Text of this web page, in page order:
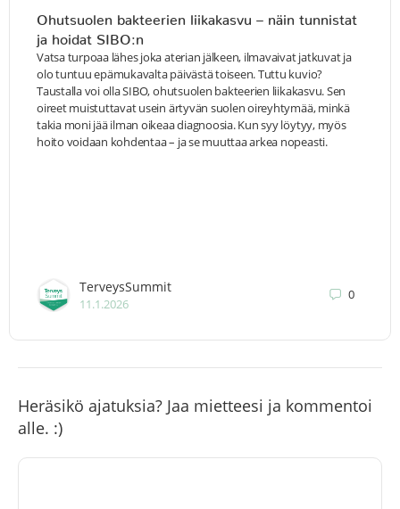
Ohutsuolen bakteerien liikakasvu – näin tunnistat
ja hoidat SIBO:n
Vatsa turpoaa lähes joka aterian jälkeen, ilmavaivat jatkuvat ja
olo tuntuu epämukavalta päivästä toiseen. Tuttu kuvio?
Taustalla voi olla SIBO, ohutsuolen bakteerien liikakasvu. Sen
oireet muistuttavat usein ärtyvän suolen oireyhtymää, minkä
takia moni jää ilman oikeaa diagnoosia. Kun syy löytyy, myös
hoito voidaan kohdentaa – ja se muuttaa arkea nopeasti.
TerveysSummit
11.1.2026
0
Heräsikö ajatuksia? Jaa mietteesi ja kommentoi
alle. :)